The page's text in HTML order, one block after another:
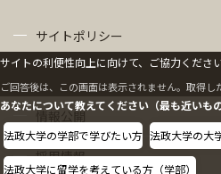
サイトポリシー
情報公開
採用情報
サイトの利便性向上に向けて、ご協力ください
ご回答後は、この画面は表示されません。取得し
あなたについて教えてください（最も近いも
法政大学の学部で学びたい方 法政大学の大
法政大学に留学を考えている方（学部）